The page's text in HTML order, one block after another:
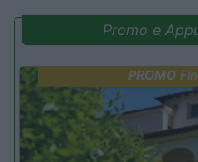
Promo e
PROMO